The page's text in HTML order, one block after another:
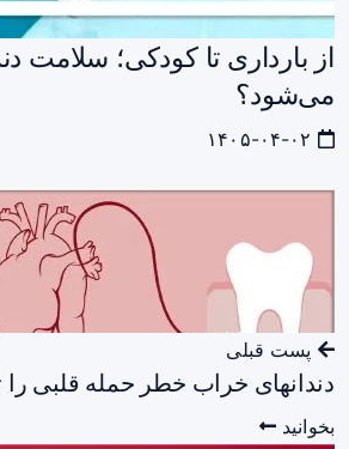
از بارداری تا کودکی؛ سلامت
می‌شود؟
پست قبلی
دندانهای خراب خطر حمله قلبی را
بخوانید